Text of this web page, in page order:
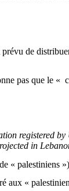
prévu de
pas que le «
registered by
in
« palestiniens
aux «